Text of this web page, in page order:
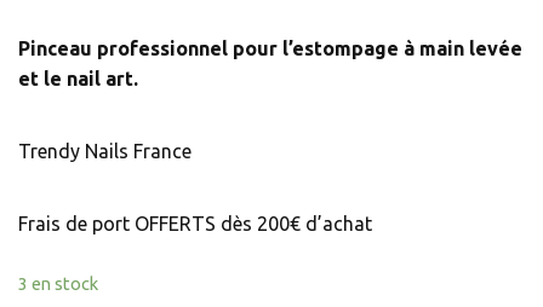
Pinceau professionnel pour l’estompage à main levée
et le nail art.
Trendy Nails France
Frais de port OFFERTS dès 200€ d’achat
3 en stock